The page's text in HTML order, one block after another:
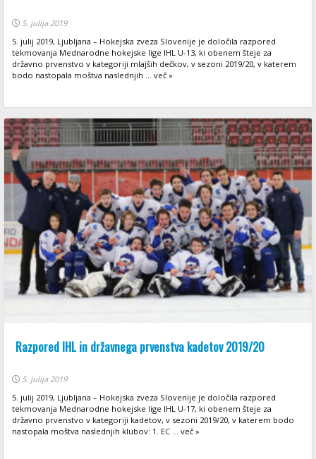
5. julija 2019
5. julij 2019, Ljubljana – Hokejska zveza Slovenije je določila razpored
tekmovanja Mednarodne hokejske lige IHL U-13, ki obenem šteje za
državno prvenstvo v kategoriji mlajših dečkov, v sezoni 2019/20, v katerem
bodo nastopala moštva naslednjih ... več »
Razpored IHL in državnega prvenstva kadetov 2019/20
5. julija 2019
5. julij 2019, Ljubljana – Hokejska zveza Slovenije je določila razpored
tekmovanja Mednarodne hokejske lige IHL U-17, ki obenem šteje za
državno prvenstvo v kategoriji kadetov, v sezoni 2019/20, v katerem bodo
nastopala moštva naslednjih klubov: 1. EC ... več »